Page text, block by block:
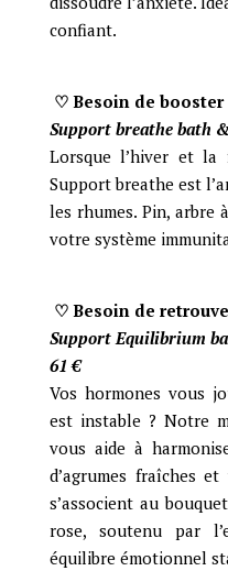
confiant.
♡ Besoin de
Support breathe bath
Lorsque l’hiver et la
Support breathe est
les rhumes. Pin,
votre système
♡ Besoin de
Support Equilibrium
61€
Vos hormones vous
est instable ? Notre
vous aide à
d’agrumes fraîches
s’associent au
rose, soutenu par
équilibre émotionnel